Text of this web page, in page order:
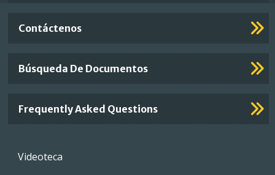
Contáctenos
Búsqueda De Documentos
Frequently Asked Questions
Footer
Videoteca